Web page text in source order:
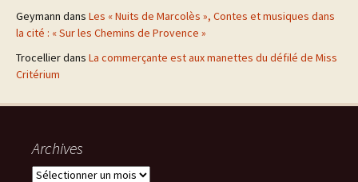
Geymann dans Les « Nuits de Marcolès », Contes et musiques dans
la cité : « Sur les Chemins de Provence »
Trocellierdans La commerçante est aux manettes du défilé de Miss
Critérium
Archives
Archives